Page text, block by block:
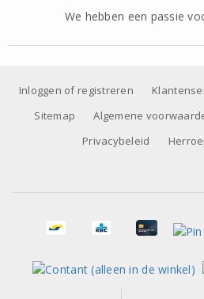
We hebben een passie
Inloggen of registreren
Sitemap
Algemene
Privacybeleid